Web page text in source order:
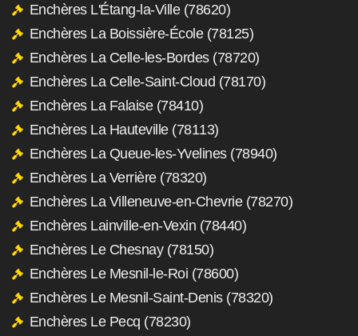
Enchères L'Étang-la-Ville (78620)
Enchères La Boissière-École (78125)
Enchères La Celle-les-Bordes (78720)
Enchères La Celle-Saint-Cloud (78170)
Enchères La Falaise (78410)
Enchères La Hauteville (78113)
Enchères La Queue-les-Yvelines (78940)
Enchères La Verrière (78320)
Enchères La Villeneuve-en-Chevrie (78270)
Enchères Lainville-en-Vexin (78440)
Enchères Le Chesnay (78150)
Enchères Le Mesnil-le-Roi (78600)
Enchères Le Mesnil-Saint-Denis (78320)
Enchères Le Pecq (78230)